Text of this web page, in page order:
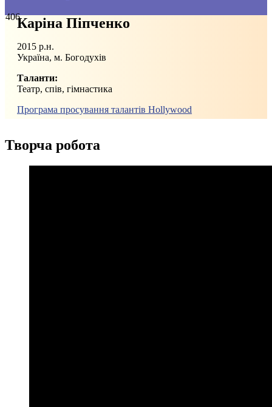
406Каріна Піпченко
2015 р.н.
Україна, м. Богодухів
Таланти:
Театр, спів, гімнастика
Програма просування талантів Hollywood
Творча робота